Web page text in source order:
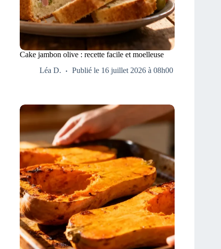
Cake jambon olive : recette facile et moelleuse
Léa D.
Publié le 16 juillet 2026 à 08h00